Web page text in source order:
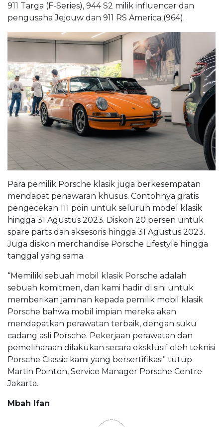
911 Targa (F-Series), 944 S2 milik influencer dan
pengusaha Jejouw dan 911 RS America (964).
Para pemilik Porsche klasik juga berkesempatan
mendapat penawaran khusus. Contohnya gratis
pengecekan 111 poin untuk seluruh model klasik
hingga 31 Agustus 2023. Diskon 20 persen untuk
spare parts dan aksesoris hingga 31 Agustus 2023.
Juga diskon merchandise Porsche Lifestyle hingga
tanggal yang sama.
“Memiliki sebuah mobil klasik Porsche adalah
sebuah komitmen, dan kami hadir di sini untuk
memberikan jaminan kepada pemilik mobil klasik
Porsche bahwa mobil impian mereka akan
mendapatkan perawatan terbaik, dengan suku
cadang asli Porsche. Pekerjaan perawatan dan
pemeliharaan dilakukan secara eksklusif oleh teknisi
Porsche Classic kami yang bersertifikasi” tutup
Martin Pointon, Service Manager Porsche Centre
Jakarta.
Mbah Ifan